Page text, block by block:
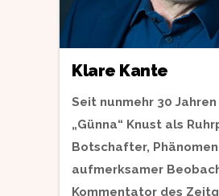
Klare Kante
Seit nunmehr 30
„Günna“ Knust als
Botschafter,
aufmerksamer
Kommentator des